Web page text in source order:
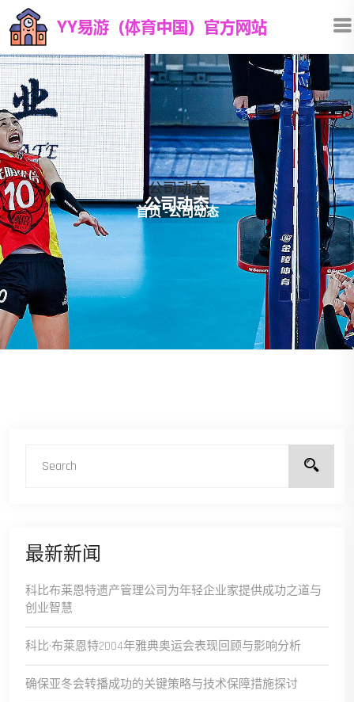
公司动态
首页-公司动态
最新新闻
科比布莱恩特遗产管理公司为年轻企业家提供成功之道与
创业智慧
科比·布莱恩特2004年雅典奥运会表现回顾与影响分析
确保亚冬会转播成功的关键策略与技术保障措施探讨